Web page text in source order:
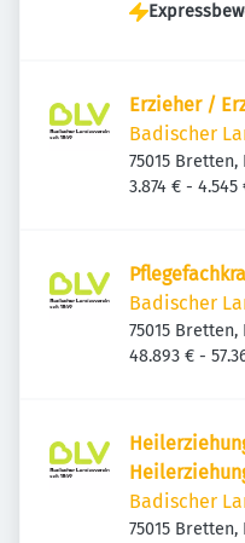
Erzieher /
Badischer
75015 Bretten,
3.874 € -
Badischer
75015 Bretten,
48.893 € -
Badischer
75015 Bretten,